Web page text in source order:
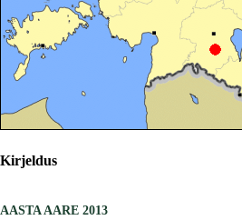
Kirjeldus
AASTA AARE 2013